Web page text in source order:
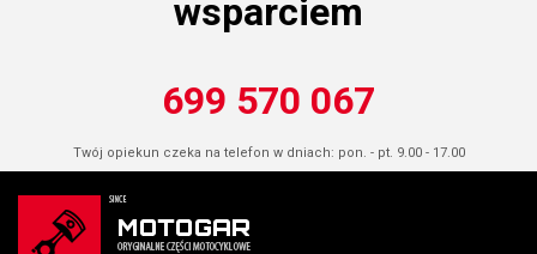
wsparciem
699 570 067
Twój opiekun czeka na telefon w dniach: pon. - pt. 9.00 - 17.00